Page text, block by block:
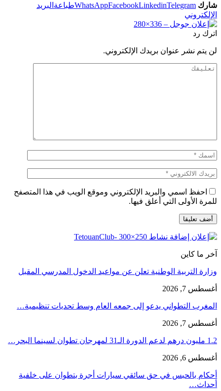
شارك WhatsAppFacebookLinkedinTelegram طباعة البريد
الإلكتروني
اترك رد
لن يتم نشر عنوان بريدك الإلكتروني.
احفظ اسمي والبريد الإلكتروني وموقع الويب في هذا المتصفح
للمرة الأولى التي أعلق فيها.
آخر ما كاين
وزارة التربية الوطنية تعلن عن مواعيد الدخول المدرسي المقبل
أغسطس 7, 2026
المغرب التطواني يدعو إلى جمعه العام وسط تحديات تنظيمية…
أغسطس 7, 2026
1.2 مليون درهم لدعم الدورة الـ31 لمهرجان تطوان لسينما البحر…
أغسطس 6, 2026
أحكام بالحبس في حق سائقي سيارات أجرة بتطوان على خلفية
أحداث…